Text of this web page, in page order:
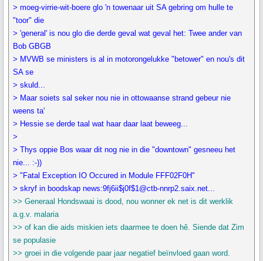
> moeg-virrie-wit-boere glo 'n towenaar uit SA gebring om hulle te
"toor" die
> 'general' is nou glo die derde geval wat geval het: Twee ander van
Bob GBGB
> MVWB se ministers is al in motorongelukke "betower" en nou's dit
SA se
> skuld...
> Maar soiets sal seker nou nie in ottowaanse strand gebeur nie
weens ta'
> Hessie se derde taal wat haar daar laat beweeg...
>
> Thys oppie Bos waar dit nog nie in die "downtown" gesneeu het
nie... :-))
> "Fatal Exception IO Occured in Module FFF02F0H"
> skryf in boodskap news:9fj6ii$j0f$1@ctb-nnrp2.saix.net...
>> Generaal Hondswaai is dood, nou wonner ek net is dit werklik
a.g.v. malaria
>> of kan die aids miskien iets daarmee te doen hê. Siende dat Zim
se populasie
>> groei in die volgende paar jaar negatief beïnvloed gaan word.